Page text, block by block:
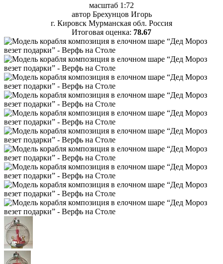
масштаб 1:72
автор Брехунцов Игорь
г. Кировск Мурманская обл. Россия
Итоговая оценка: 78.67